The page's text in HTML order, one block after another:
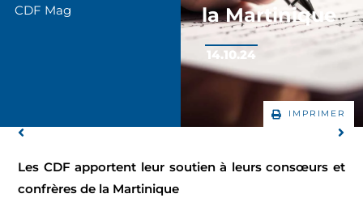
CDF Mag
la Martinique
IMPRIMER
14.10.24
Les CDF apportent leur soutien à leurs consœurs et
confrères de la Martinique